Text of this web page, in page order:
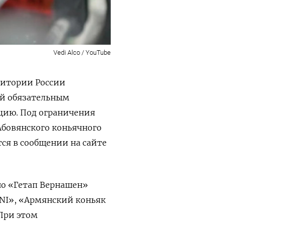
Vedi Alco / YouTube
России
обязательным
Под ограничения
коньячного
в сообщении на сайте
«Гетап Вернашен»
«Армянский коньяк
этом